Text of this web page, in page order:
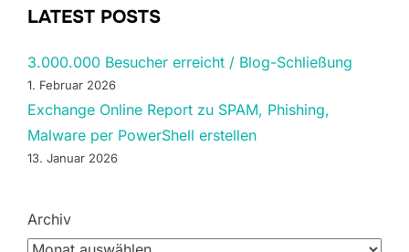
LATEST POSTS
3.000.000 Besucher erreicht / Blog-Schließung
1. Februar 2026
Exchange Online Report zu SPAM, Phishing,
Malware per PowerShell erstellen
13. Januar 2026
Archiv